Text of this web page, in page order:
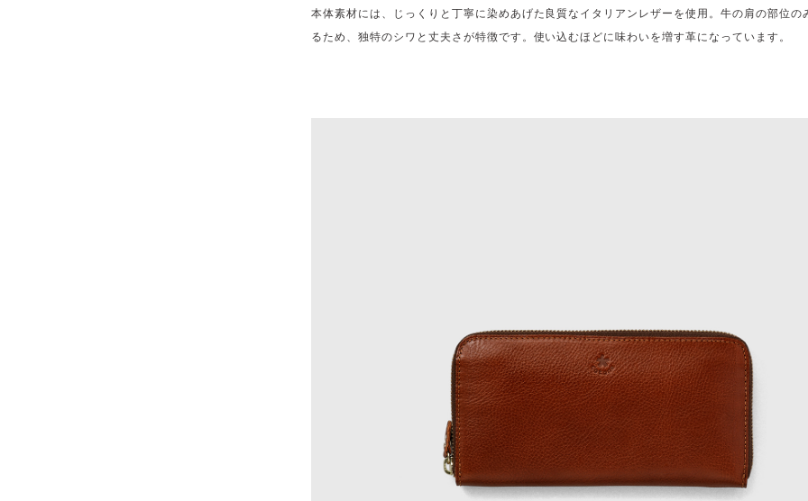
本体素材には、じっくりと丁寧に染めあげた良質なイタリアンレザーを使用。牛の肩の部位の
るため、独特のシワと丈夫さが特徴です。使い込むほどに味わいを増す革になっています。